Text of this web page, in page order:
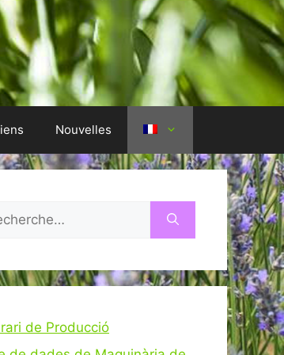
Nouvelles
:
de Producció